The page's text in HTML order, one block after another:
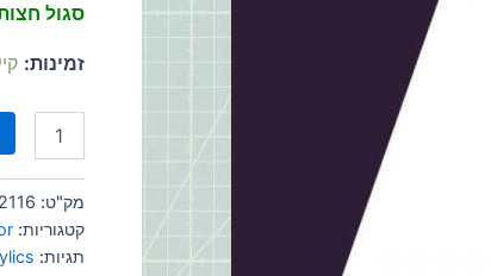
סגול
זמינות:
מק"ט:
קטגוריות:
תגיות: